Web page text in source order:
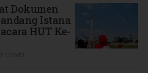
Dokumen
Istana
HUT Ke-